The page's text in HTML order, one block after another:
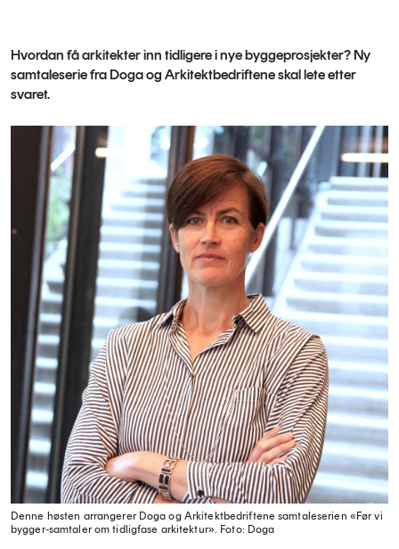
Hvordan få arkitekter inn tidligere i nye byggeprosjekter? Ny
samtaleserie fra Doga og Arkitektbedriftene skal lete etter
svaret.
Denne høsten arrangerer Doga og Arkitektbedriftene samtaleserien «Før vi
bygger-samtaler om tidligfase arkitektur». Foto: Doga